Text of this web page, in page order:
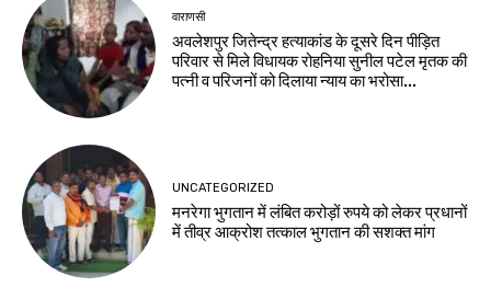
वाराणसी
अवलेशपुर जितेन्द्र हत्याकांड के दूसरे दिन पीड़ित
परिवार से मिले विधायक रोहनिया सुनील पटेल मृतक की
पत्नी व परिजनों को दिलाया न्याय का भरोसा...
UNCATEGORIZED
मनरेगा भुगतान में लंबित करोड़ों रुपये को लेकर प्रधानों
में तीव्र आक्रोश तत्काल भुगतान की सशक्त मांग